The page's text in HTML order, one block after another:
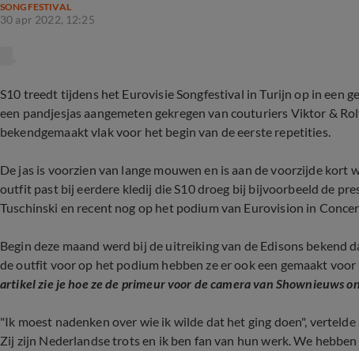
SONGFESTIVAL
30 apr 2022, 12:25
S10 treedt tijdens het Eurovisie Songfestival in Turijn op in een
een pandjesjas aangemeten gekregen van couturiers Viktor &
bekendgemaakt vlak voor het begin van de eerste repetities.
De jas is voorzien van lange mouwen en is aan de voorzijde kort
outfit past bij eerdere kledij die S10 droeg bij bijvoorbeeld de
Tuschinski en recent nog op het podium van Eurovision in
Begin deze maand werd bij de uitreiking van de Edisons bekend
de outfit voor op het podium hebben ze er ook een gemaakt
artikel zie je hoe ze de primeur voor de camera van Shownieuws
"Ik moest nadenken over wie ik wilde dat het ging doen",
Zij zijn Nederlandse trots en ik ben fan van hun werk. We